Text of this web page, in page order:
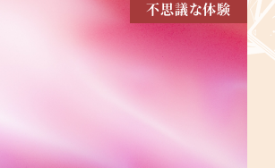
不思議な体験